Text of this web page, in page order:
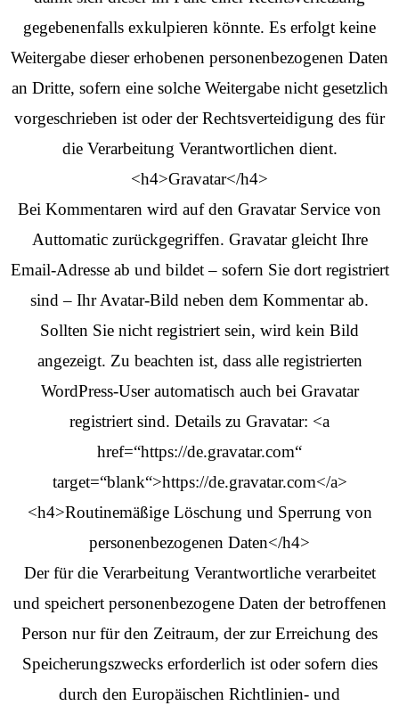
gegebenenfalls exkulpieren könnte. Es erfolgt keine
Weitergabe dieser erhobenen personenbezogenen Daten
an Dritte, sofern eine solche Weitergabe nicht gesetzlich
vorgeschrieben ist oder der Rechtsverteidigung des für
die Verarbeitung Verantwortlichen dient.
<h4>Gravatar</h4>
Bei Kommentaren wird auf den Gravatar Service von
Auttomatic zurückgegriffen. Gravatar gleicht Ihre
Email-Adresse ab und bildet – sofern Sie dort registriert
sind – Ihr Avatar-Bild neben dem Kommentar ab.
Sollten Sie nicht registriert sein, wird kein Bild
angezeigt. Zu beachten ist, dass alle registrierten
WordPress-User automatisch auch bei Gravatar
registriert sind. Details zu Gravatar: <a
href=“https://de.gravatar.com“
target=“blank“>https://de.gravatar.com</a>
<h4>Routinemäßige Löschung und Sperrung von
personenbezogenen Daten</h4>
Der für die Verarbeitung Verantwortliche verarbeitet
und speichert personenbezogene Daten der betroffenen
Person nur für den Zeitraum, der zur Erreichung des
Speicherungszwecks erforderlich ist oder sofern dies
durch den Europäischen Richtlinien- und